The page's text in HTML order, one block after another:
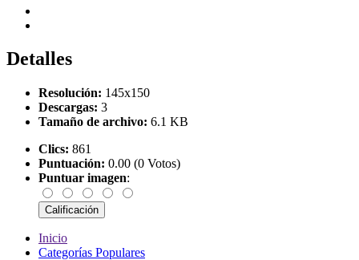
Detalles
Resolución: 145x150
Descargas: 3
Tamaño de archivo: 6.1 KB
Clics: 861
Puntuación: 0.00 (0 Votos)
Puntuar imagen:
Inicio
Categorías Populares